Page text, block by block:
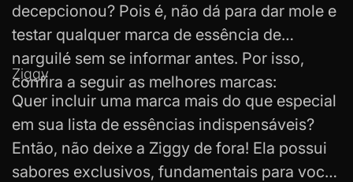
decepcionou? Pois é, não dá para dar mole e
testar qualquer marca de essência de
narguilé sem se informar antes. Por isso,
confira a seguir as melhores marcas:
Ziggy
Quer incluir uma marca mais do que especial
em sua lista de essências indispensáveis?
Então, não deixe a Ziggy de fora! Ela possui
sabores exclusivos, fundamentais para você